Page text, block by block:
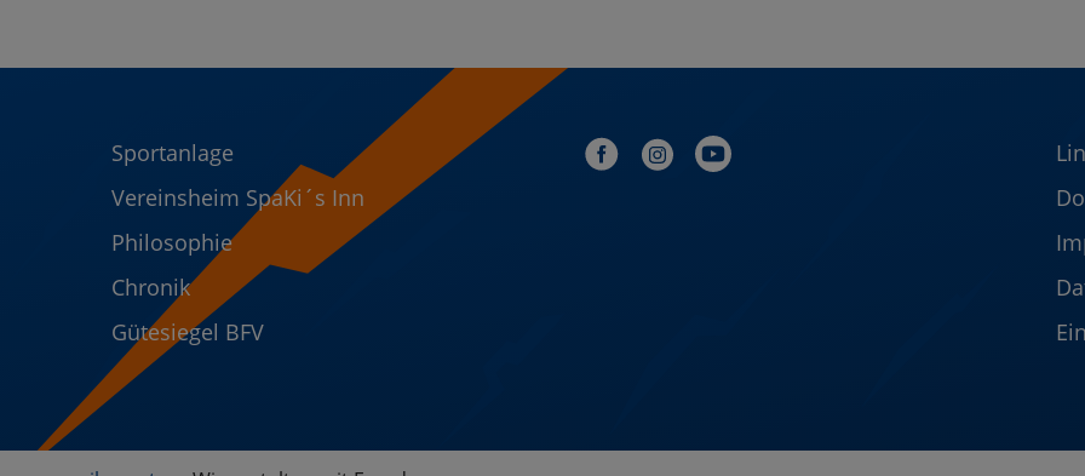
Sportanlage
Vereinsheim SpaKi´s Inn
Philosophie
Chronik
Gütesiegel BFV